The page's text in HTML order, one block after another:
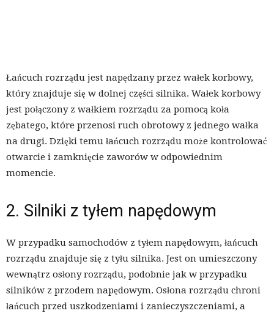
Łańcuch rozrządu jest napędzany przez wałek korbowy,
który znajduje się w dolnej części silnika. Wałek korbowy
jest połączony z wałkiem rozrządu za pomocą koła
zębatego, które przenosi ruch obrotowy z jednego wałka
na drugi. Dzięki temu łańcuch rozrządu może kontrolować
otwarcie i zamknięcie zaworów w odpowiednim
momencie.
2. Silniki z tyłem napędowym
W przypadku samochodów z tyłem napędowym, łańcuch
rozrządu znajduje się z tyłu silnika. Jest on umieszczony
wewnątrz osłony rozrządu, podobnie jak w przypadku
silników z przodem napędowym. Osłona rozrządu chroni
łańcuch przed uszkodzeniami i zanieczyszczeniami, a